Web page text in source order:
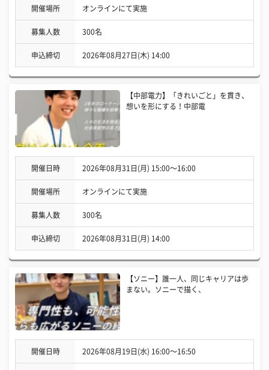
開催場所 オンラインにて実施
募集人数 300名
申込締切 2026年08月27日(木) 14:00
【中部電力】「きれいごと」を貫き、
想いを形にする！中部電
開催日時 2026年08月31日(月) 15:00〜16:00
開催場所 オンラインにて実施
募集人数 300名
申込締切 2026年08月31日(月) 14:00
【ソニー】誰一人、同じキャリアは歩
まない。ソニーで描く、
開催日時 2026年08月19日(水) 16:00〜16:50